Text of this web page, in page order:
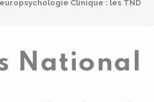
Clinique : les TND
National